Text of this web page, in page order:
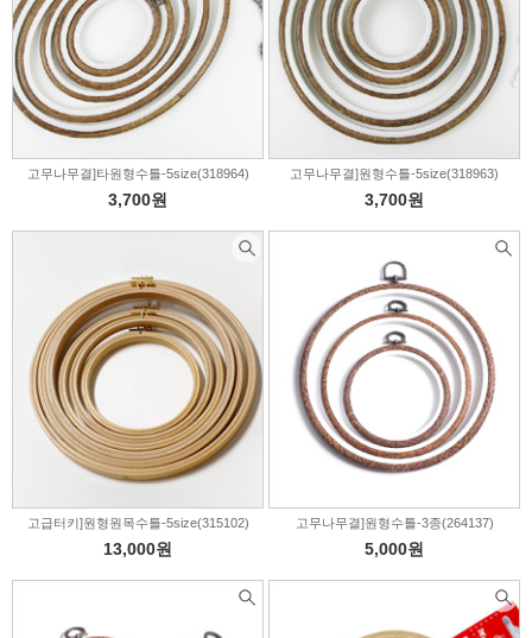
고무나무결]타원형수틀-5size(318964)
3,700원
고무나무결]원형수틀-5size(318963)
3,700원
고급터키]원형원목수틀-5size(315102)
13,000원
고무나무결]원형수틀-3종(264137)
5,000원